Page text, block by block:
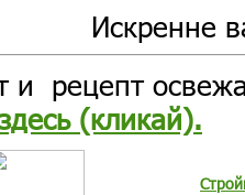
Искренне
и рецепт
(кликай).